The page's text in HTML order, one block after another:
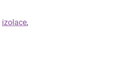
izolace,